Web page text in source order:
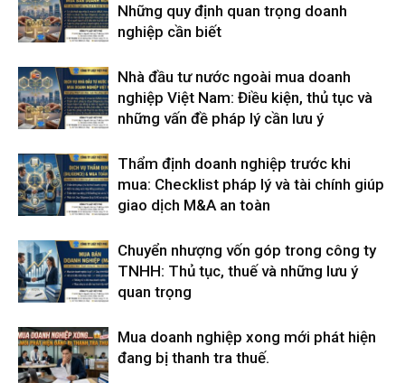
Những quy định quan trọng doanh
nghiệp cần biết
Nhà đầu tư nước ngoài mua doanh
nghiệp Việt Nam: Điều kiện, thủ tục và
những vấn đề pháp lý cần lưu ý
Thẩm định doanh nghiệp trước khi
mua: Checklist pháp lý và tài chính giúp
giao dịch M&A an toàn
Chuyển nhượng vốn góp trong công ty
TNHH: Thủ tục, thuế và những lưu ý
quan trọng
Mua doanh nghiệp xong mới phát hiện
đang bị thanh tra thuế.